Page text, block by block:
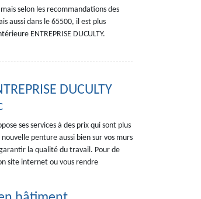
selon les recommandations des
aussi dans le 65500, il est plus
ENTREPRISE DUCULTY.
DUCULTY
ses services à des prix qui sont plus
penture aussi bien sur vos murs
la qualité du travail. Pour de
site internet ou vous rendre